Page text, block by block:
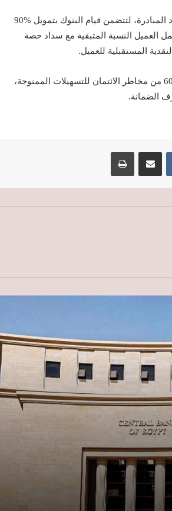
وقرر مجلس إدارة البنك المركزى المصرى، مايو الماضى، تعديل بعض بنود المبادرة، لتتضمن قيام البنوك بتمويل %90
أن يتحمل العميل النسبة المتبقية مع سداد حصة
المستقبلية للعميل.
كما قرر «المركزى» ضمان شركة مخاطر الائتمان نسـبة %70 بـدلا من %60 من مخاطر الائتمان للتسهيلات الممنوحة،
أول انكماش للسيولة المحلية منذ سنوات..
هل نجح البنك المركزي في احتواء ضغوط
التضخم؟
مليارات جنيه غدًا لتمويل عجز الموازنة
تعاون مصري سوداني لتطوير الكوادر
المصرفية ودعم جهود التنمية المؤسسية
23.25 مليار جنيه حصيلة عطاء «المركزي»
لربط الودائع.. وتراجع السيولة المحلية إلى
15.26 تريليون جنيه